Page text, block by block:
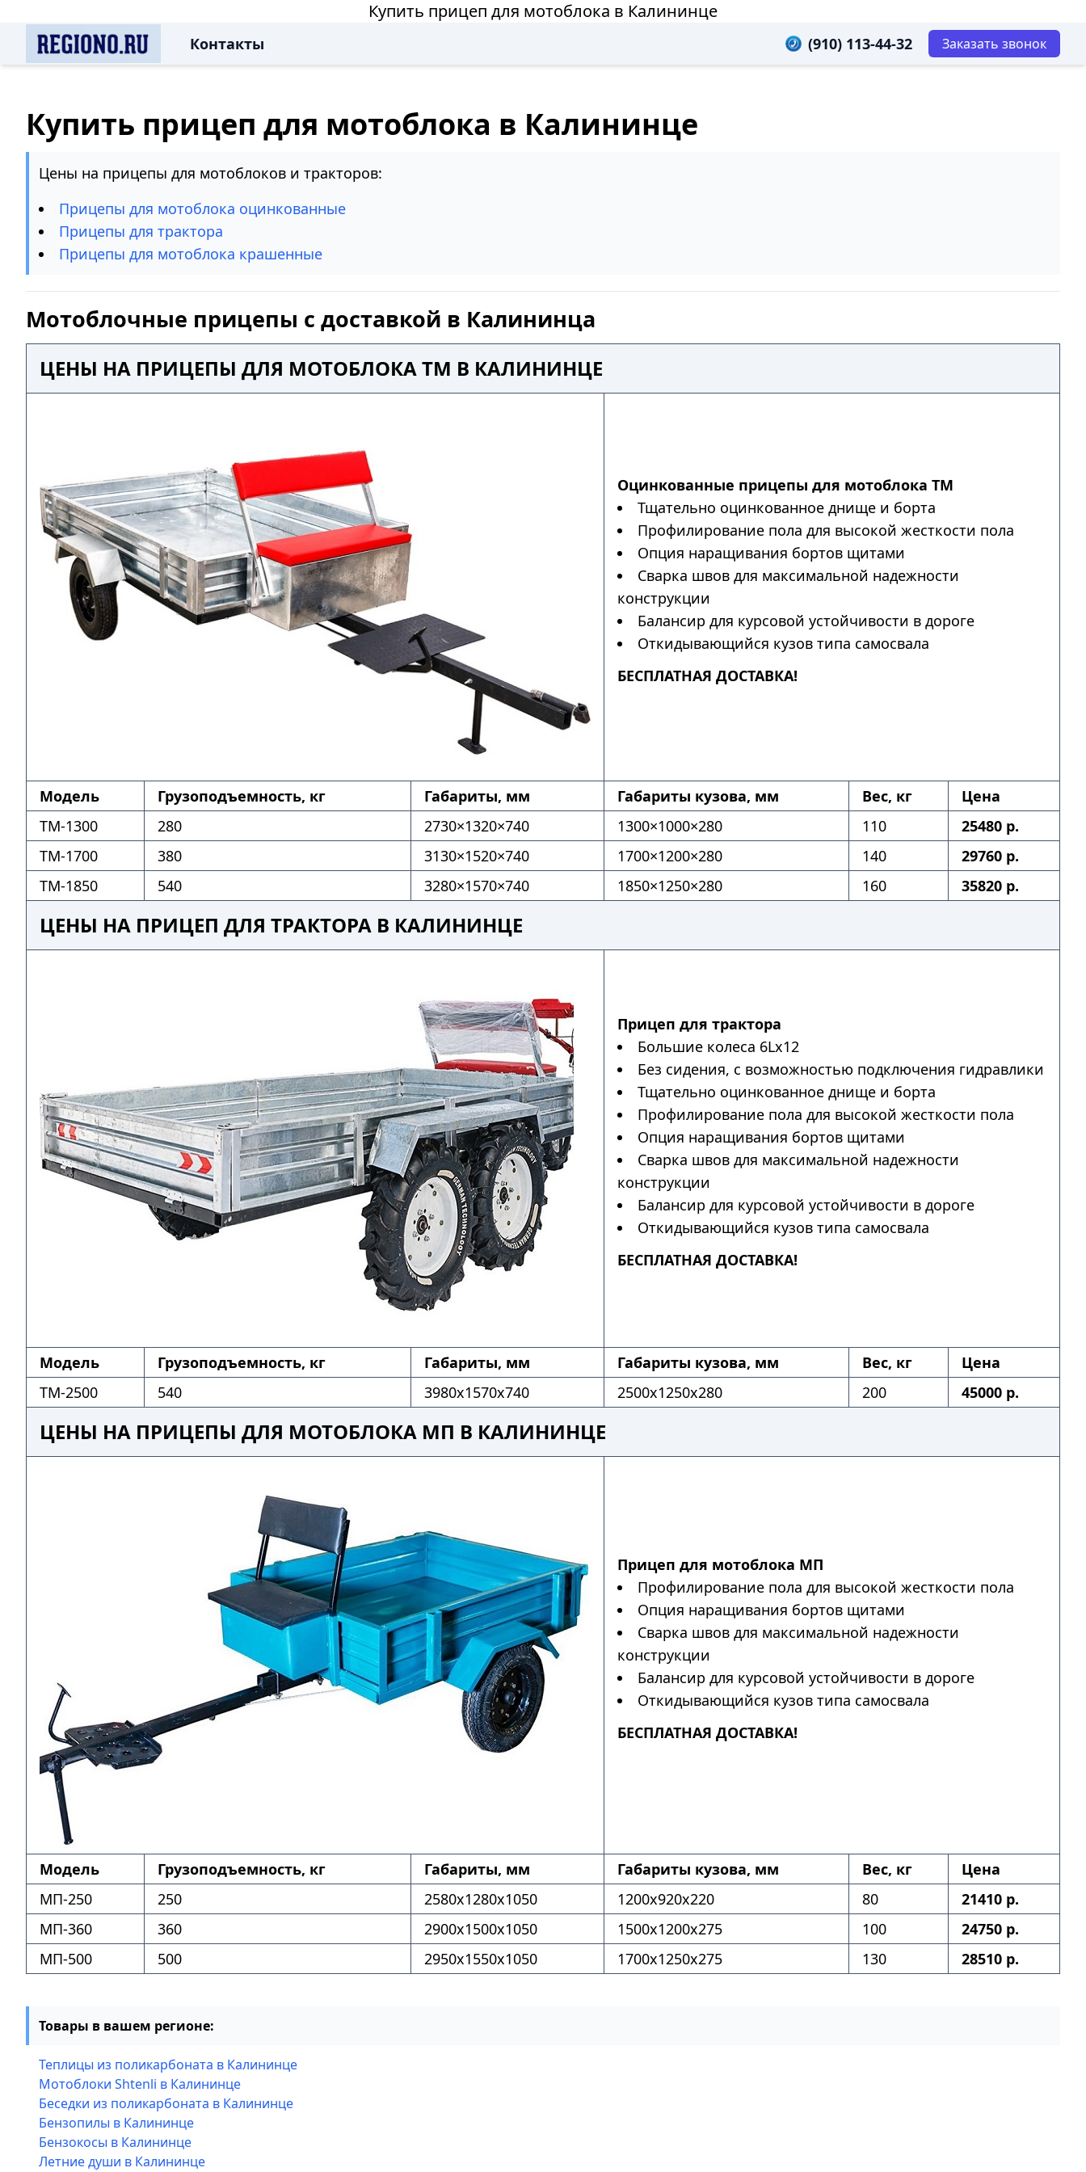
Купить прицеп для мотоблока в Калининце
Контакты (910) 113-44-32 Заказать звонок
Купить прицеп для мотоблока в Калининце
Цены на прицепы для мотоблоков и тракторов:
Прицепы для мотоблока оцинкованные
Прицепы для трактора
Прицепы для мотоблока крашенные
Мотоблочные прицепы с доставкой в Калининца
ЦЕНЫ НА ПРИЦЕПЫ ДЛЯ МОТОБЛОКА ТМ В КАЛИНИНЦЕ
Оцинкованные прицепы для мотоблока ТМ
Тщательно оцинкованное днище и борта
Профилирование пола для высокой жесткости пола
Опция наращивания бортов щитами
Сварка швов для максимальной надежности
конструкции
Балансир для курсовой устойчивости в дороге
Откидывающийся кузов типа самосвала
БЕСПЛАТНАЯ ДОСТАВКА!
Модель Грузоподъемность, кг Габариты, мм Габариты кузова, мм Вес, кг
Цена
ТМ-1300
280 2730×1320×740 1300×1000×280 110
25480 р.
ТМ-1700
380 3130×1520×740 1700×1200×280 140
29760 р.
ТМ-1850
540 3280×1570×740 1850×1250×280 160 35820 р.
ЦЕНЫ НА ПРИЦЕП ДЛЯ ТРАКТОРА В КАЛИНИНЦЕ
Прицеп для трактора
Большие колеса 6Lх12
Без сидения, с возможностью подключения гидравлики
Тщательно оцинкованное днище и борта
Профилирование пола для высокой жесткости пола
Опция наращивания бортов щитами
Сварка швов для максимальной надежности
конструкции
Балансир для курсовой устойчивости в дороге
Откидывающийся кузов типа самосвала
БЕСПЛАТНАЯ ДОСТАВКА!
Модель Грузоподъемность, кг Габариты, мм Габариты кузова, мм Вес, кг
Цена
ТМ-2500
540 3980x1570x740 2500x1250x280 200 45000 р.
ЦЕНЫ НА ПРИЦЕПЫ ДЛЯ МОТОБЛОКА МП В КАЛИНИНЦЕ
Прицеп для мотоблока МП
Профилирование пола для высокой жесткости пола
Опция наращивания бортов щитами
Сварка швов для максимальной надежности
конструкции
Балансир для курсовой устойчивости в дороге
Откидывающийся кузов типа самосвала
БЕСПЛАТНАЯ ДОСТАВКА!
Модель Грузоподъемность, кг Габариты, мм Габариты кузова, мм Вес, кг
Цена
МП-250
250 2580x1280x1050 1200x920x220 80
21410 р.
МП-360
360 2900x1500x1050 1500x1200x275 100
24750 р.
МП-500
500 2950x1550x1050 1700x1250x275 130 28510 р.
Товары в вашем регионе:
Теплицы из поликарбоната в Калининце
Мотоблоки Shtenli в Калининце
Беседки из поликарбоната в Калининце
Бензопилы в Калининце
Бензокосы в Калининце
Летние души в Калининце